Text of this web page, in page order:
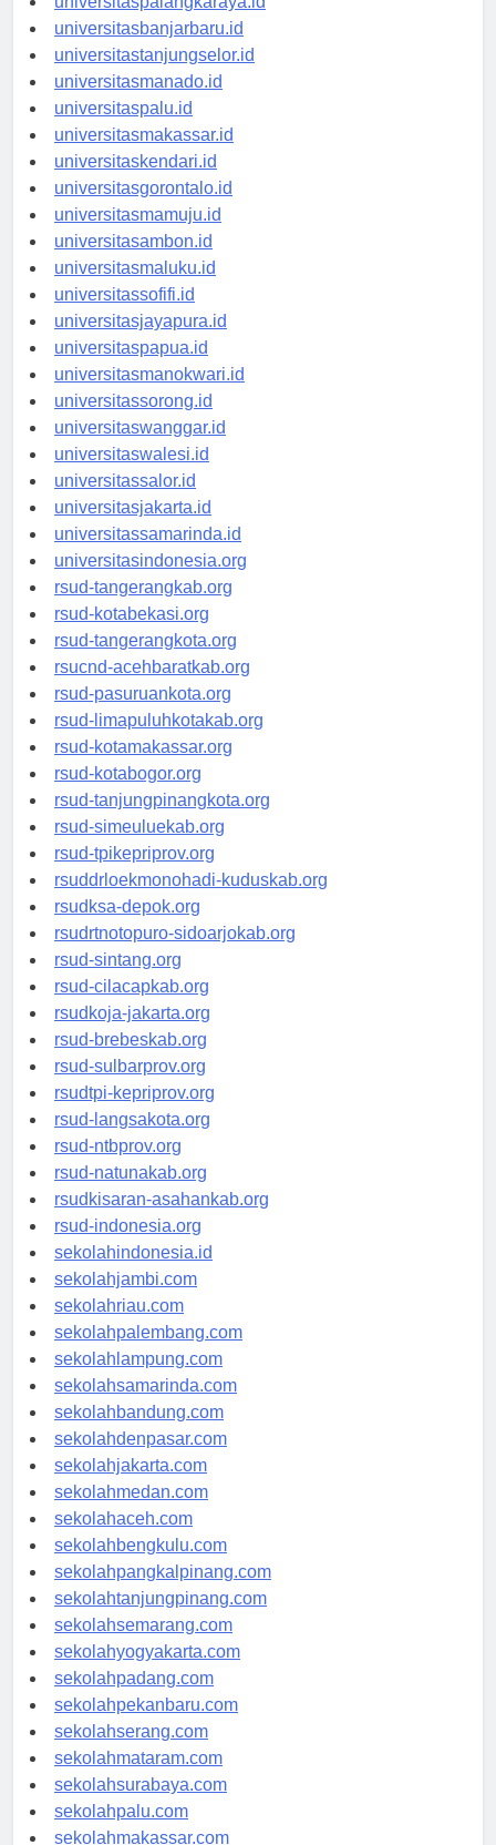
universitaspalangkaraya.id
universitasbanjarbaru.id
universitastanjungselor.id
universitasmanado.id
universitaspalu.id
universitasmakassar.id
universitaskendari.id
universitasgorontalo.id
universitasmamuju.id
universitasambon.id
universitasmaluku.id
universitassofifi.id
universitasjayapura.id
universitaspapua.id
universitasmanokwari.id
universitassorong.id
universitaswanggar.id
universitaswalesi.id
universitassalor.id
universitasjakarta.id
universitassamarinda.id
universitasindonesia.org
rsud-tangerangkab.org
rsud-kotabekasi.org
rsud-tangerangkota.org
rsucnd-acehbaratkab.org
rsud-pasuruankota.org
rsud-limapuluhkotakab.org
rsud-kotamakassar.org
rsud-kotabogor.org
rsud-tanjungpinangkota.org
rsud-simeuluekab.org
rsud-tpikepriprov.org
rsuddrloekmonohadi-kuduskab.org
rsudksa-depok.org
rsudrtnotopuro-sidoarjokab.org
rsud-sintang.org
rsud-cilacapkab.org
rsudkoja-jakarta.org
rsud-brebeskab.org
rsud-sulbarprov.org
rsudtpi-kepriprov.org
rsud-langsakota.org
rsud-ntbprov.org
rsud-natunakab.org
rsudkisaran-asahankab.org
rsud-indonesia.org
sekolahindonesia.id
sekolahjambi.com
sekolahriau.com
sekolahpalembang.com
sekolahlampung.com
sekolahsamarinda.com
sekolahbandung.com
sekolahdenpasar.com
sekolahjakarta.com
sekolahmedan.com
sekolahaceh.com
sekolahbengkulu.com
sekolahpangkalpinang.com
sekolahtanjungpinang.com
sekolahsemarang.com
sekolahyogyakarta.com
sekolahpadang.com
sekolahpekanbaru.com
sekolahserang.com
sekolahmataram.com
sekolahsurabaya.com
sekolahpalu.com